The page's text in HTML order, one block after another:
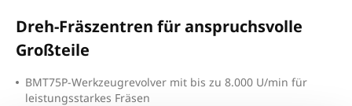
Dreh-Fräszentren für anspruchsvolle
Großteile
BMT75P-Werkzeugrevolver mit bis zu 8.000 U/min für
leistungsstarkes Fräsen